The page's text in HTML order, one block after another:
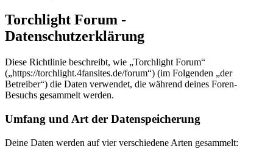
Torchlight Forum -
Datenschutzerklärung
Diese Richtlinie beschreibt, wie „Torchlight Forum“
(„https://torchlight.4fansites.de/forum“) (im Folgenden „der
Betreiber“) die Daten verwendet, die während deines Foren-
Besuchs gesammelt werden.
Umfang und Art der Datenspeicherung
Deine Daten werden auf vier verschiedene Arten gesammelt: